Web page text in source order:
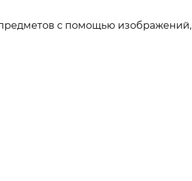
с помощью изображений,